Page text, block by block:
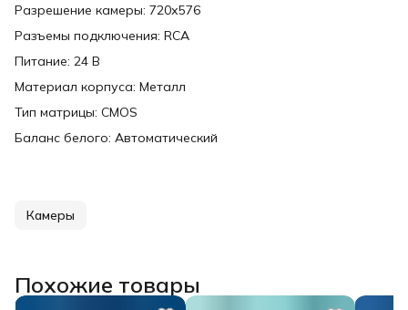
Разрешение камеры: 720х576
Разъемы подключения: RCA
Питание: 24 В
Материал корпуса: Металл
Тип матрицы: CMOS
Баланс белого: Автоматический
Камеры
Похожие товары